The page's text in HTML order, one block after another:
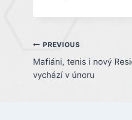
Post
navigation
PREVIOUS
Mafiáni, tenis i nový
vychází v únoru